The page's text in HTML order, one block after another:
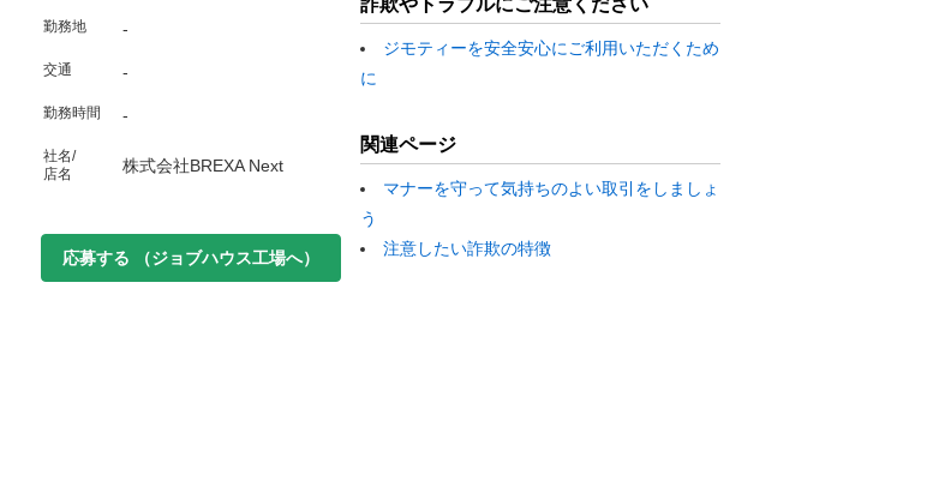
勤務地 -
交通 -
勤務時間 -
社名/
店名
株式会社BREXA Next
応募する （ジョブハウス工場へ）
詐欺やトラブルにご注意ください
ジモティーを安全安心にご利用いただくため
に
関連ページ
マナーを守って気持ちのよい取引をしましょ
う
注意したい詐欺の特徴